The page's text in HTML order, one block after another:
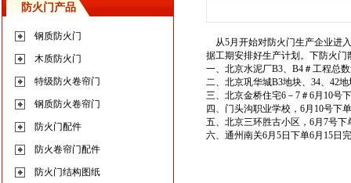
防火门产品
钢质防火门
木质防火门
特级防火卷帘门
钢质防火卷帘门
防火门配件
防火卷帘门配件
防火门结构图纸
从5月开始对防火门生产企业进
据工期安排好生产计划。下防火
一、北京水泥厂B3、B4＃工程总
二、北京巩华城B3地块、34、42
三、北京金桥住宅6－7＃6月10号
四、门头沟职业学校，6月10号下
五、北京三环胜古小区，6月7号下
六、通州南关6月5日下单6月15日